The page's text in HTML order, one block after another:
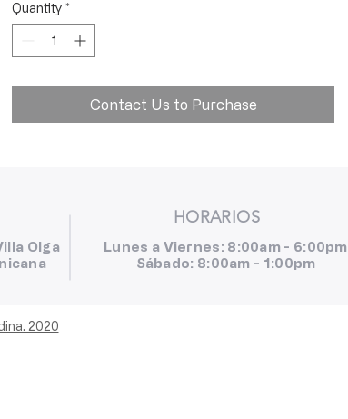
Quantity *
Contact Us to Purchase
HORARIOS
Olga
Lunes a Viernes: 8:00am - 6:00pm
Sábado: 8:00am - 1:00pm
2020